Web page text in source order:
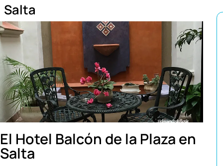
Salta
El Hotel Balcón de la Plaza en
Salta